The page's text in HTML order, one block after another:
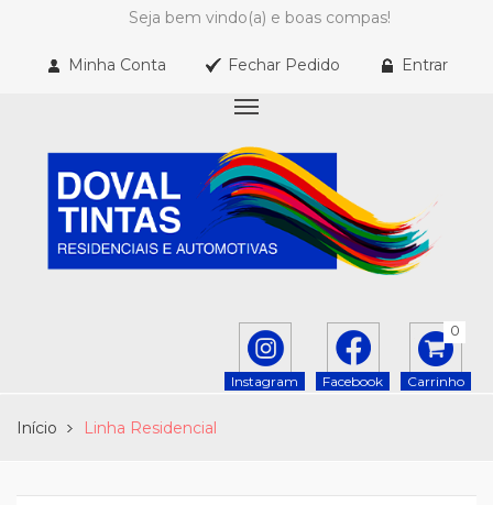
Seja bem vindo(a) e boas compas!
Minha Conta Fechar Pedido Entrar
Carrinho
0
Facebook
Instagram
Início Linha Residencial